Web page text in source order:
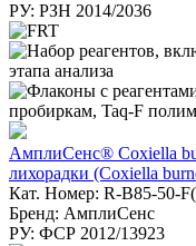
РУ: РЗН 2014/2036
АмплиСенс® Coxiella
лихорадки (Coxiella
Кат. Номер: R-B85-50-
Бренд: АмплиСенс
РУ: ФСР 2012/13923